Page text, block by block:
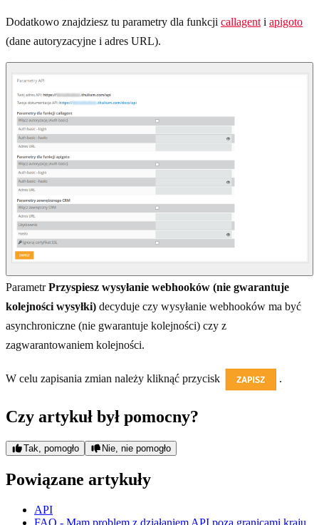
Dodatkowo znajdziesz tu parametry dla funkcji callagent i apigoto
(dane autoryzacyjne i adres URL).
ParametrPrzyspiesz wysyłanie webhooków (nie gwarantuje
kolejności wysyłki) decyduje czy wysyłanie webhooków ma być
asynchroniczne (nie gwarantuje kolejności) czy z
zagwarantowaniem kolejności.
W celu zapisania zmian należy kliknąć przycisk .
Czy artykuł był pomocny?
Tak, pomogło Nie, nie pomogło
Powiązane artykuły
API